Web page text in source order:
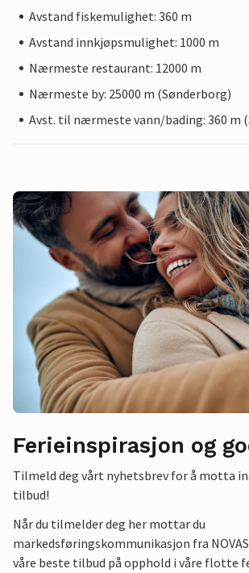
Avstand fiskemulighet: 360 m
Avstand innkjøpsmulighet: 1000 m
Nærmeste restaurant: 12000 m
Nærmeste by: 25000 m (Sønderborg)
Avst. til nærmeste vann/bading: 360 m
Ferieinspirasjon og
Tilmeld deg vårt nyhetsbrev for å motta
tilbud!
Når du tilmelder deg her mottar du
markedsføringskommunikasjon fra
våre beste tilbud på opphold i våre flotte